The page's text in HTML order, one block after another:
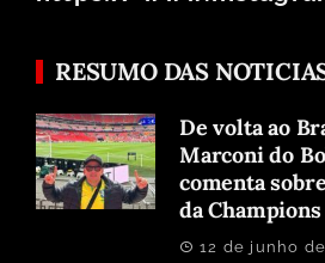
RESUMO DAS
De volta ao
Marconi do
comenta
da Champions
12 de junho